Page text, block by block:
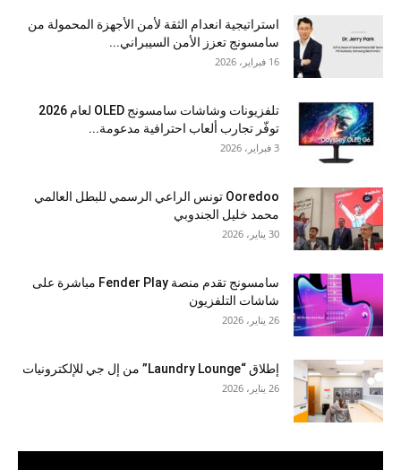
استراتيجية انعدام الثقة لأمن الأجهزة المحمولة من
سامسونج تعزز الأمن السيبراني...
16 فبراير، 2026
تلفزيونات وشاشات سامسونج OLED لعام 2026
توفّر تجارب ألعاب احترافية مدعومة...
3 فبراير، 2026
Ooredoo تونس الراعي الرسمي للبطل العالمي
محمد خليل الجندوبي
30 يناير، 2026
سامسونج تقدم منصة Fender Play مباشرة على
شاشات التلفزيون
26 يناير، 2026
إطلاق “Laundry Lounge” من إل جي للإلكترونيات
26 يناير، 2026